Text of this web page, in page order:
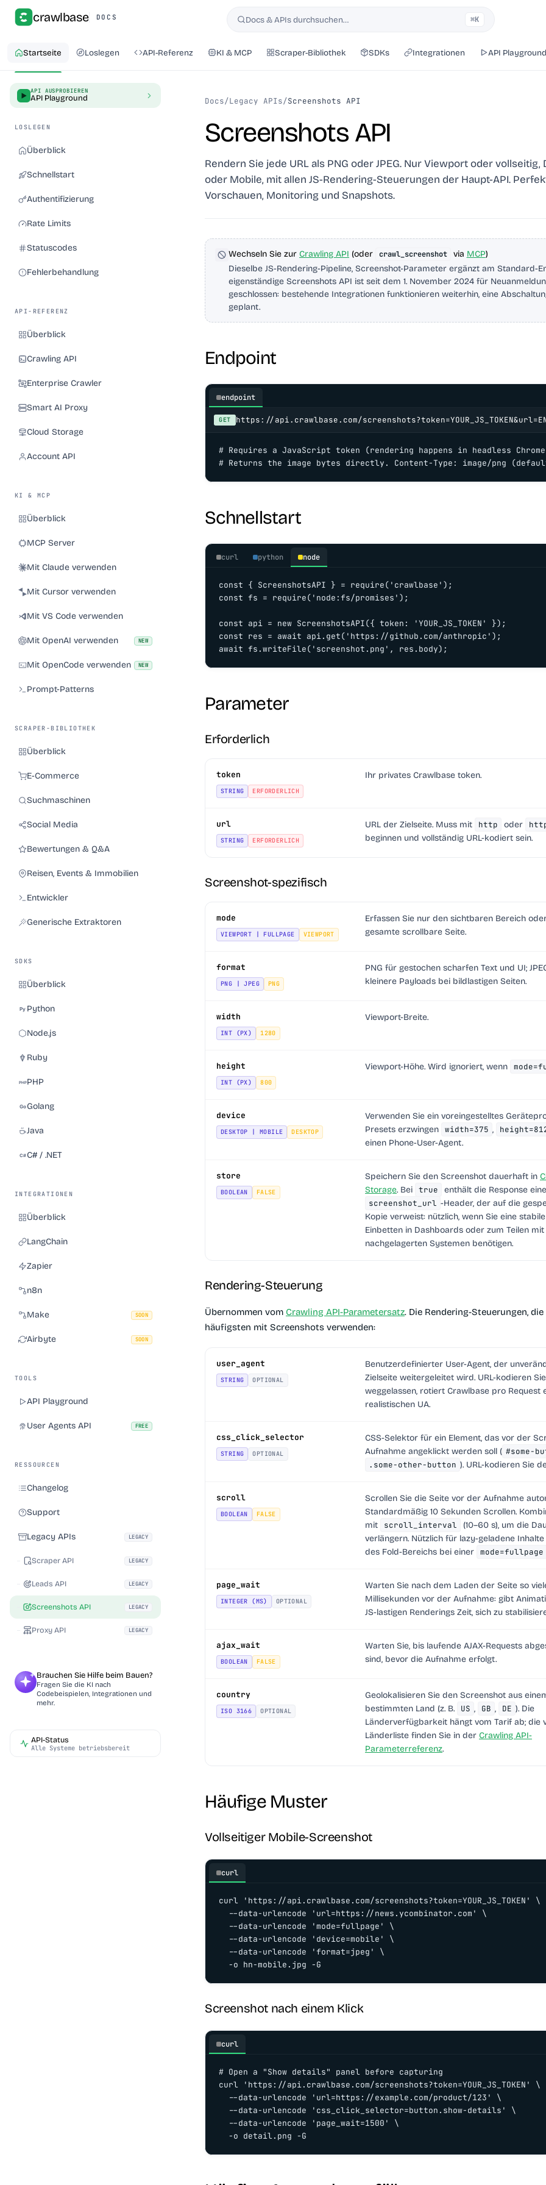
crawlbase DOCS
Suchen
Docs & APIs durchsuchen… ⌘K
Startseite Loslegen API-Referenz KI & MCP Scraper-Bibliothek SDKs Integrationen API Playground
API AUSPROBIEREN
API Playground
LOSLEGEN
Überblick
Schnellstart
Authentifizierung
Rate Limits
Statuscodes
Fehlerbehandlung
API-REFERENZ
Überblick
Crawling API
Enterprise Crawler
Smart AI Proxy
Cloud Storage
Account API
KI & MCP
Überblick
MCP Server
Mit Claude verwenden
Mit Cursor verwenden
Mit VS Code verwenden
Mit OpenAI verwenden NEW
Mit OpenCode verwenden NEW
Prompt-Patterns
SCRAPER-BIBLIOTHEK
Überblick
E-Commerce
Suchmaschinen
Social Media
Bewertungen & Q&A
Reisen, Events & Immobilien
Entwickler
Generische Extraktoren
SDKS
Überblick
Python
Node.js
Ruby
PHP
Golang
Java
C# / .NET
INTEGRATIONEN
Überblick
LangChain
Zapier
n8n
Make SOON
Airbyte SOON
TOOLS
API Playground
User Agents API FREE
RESSOURCEN
Changelog
Support
Legacy APIs LEGACY
Scraper API LEGACY
Leads API LEGACY
Screenshots API LEGACY
Proxy API LEGACY
Brauchen Sie Hilfe beim Bauen?
Fragen Sie die KI nach
Codebeispielen, Integrationen und
mehr.
API-Status
Alle Systeme betriebsbereit
Docs/Legacy APIs/Screenshots API
Screenshots API
Rendern Sie jede URL als PNG oder JPEG. Nur Viewport oder vollseitig,
oder Mobile, mit allen JS-Rendering-Steuerungen der Haupt-API.
Vorschauen, Monitoring und Snapshots.
Wechseln Sie zur Crawling API (oder crawl_screenshot via MCP)
Dieselbe JS-Rendering-Pipeline, Screenshot-Parameter ergänzt am Standard-
eigenständige Screenshots API ist seit dem 1. November 2024 für
geschlossen: bestehende Integrationen funktionieren weiterhin, eine
geplant.
Endpoint
endpoint
GET https://api.crawlbase.com/
# Requires a JavaScript token (rendering happens in headless
# Returns the image bytes directly. Content-Type: image/png
Schnellstart
curl python node
const { ScreenshotsAPI } = require('crawlbase');
const fs = require('node:fs/promises');
const api = new ScreenshotsAPI({ token: 'YOUR_JS_TOKEN' });
const res = await api.get('https://github.com/anthropic');
await fs.writeFile('screenshot.png', res.body);
Parameter
Erforderlich
token
STRING ERFORDERLICH
Ihr privates Crawlbase token.
url
STRING ERFORDERLICH
URL der Zielseite. Muss mit http oder
beginnen und vollständig URL-kodiert sein.
Screenshot-spezifisch
mode
VIEWPORT | FULLPAGE VIEWPORT
Erfassen Sie nur den sichtbaren Bereich
gesamte scrollbare Seite.
format
PNG | JPEG PNG
PNG für gestochen scharfen Text und UI;
kleinere Payloads bei bildlastigen Seiten.
width
INT (PX) 1280
Viewport-Breite.
height
INT (PX) 800
Viewport-Höhe. Wird ignoriert, wenn
device
DESKTOP | MOBILE DESKTOP
Verwenden Sie ein voreingestelltes
Presets erzwingen width=375 ,
einen Phone-User-Agent.
store
BOOLEAN FALSE
Speichern Sie den Screenshot dauerhaft in
Storage. Bei true
enthält die Response
screenshot_url -Header, der auf die
Kopie verweist: nützlich, wenn Sie eine
Einbetten in Dashboards oder zum Teilen mit
nachgelagerten Systemen benötigen.
Rendering-Steuerung
Übernommen vom Crawling API-Parametersatz. Die Rendering-Steuerungen,
häufigsten mit Screenshots verwenden:
user_agent
STRING OPTIONAL
Benutzerdefinierter User-Agent, der
Zielseite weitergeleitet wird. URL-kodieren
weggelassen, rotiert Crawlbase pro Request
realistischen UA.
css_click_selector
STRING OPTIONAL
CSS-Selektor für ein Element, das vor der
Aufnahme angeklickt werden soll ( #some-
.some-other-button ). URL-kodieren Sie
scroll
BOOLEAN FALSE
Scrollen Sie die Seite vor der Aufnahme
Standardmäßig 10 Sekunden Scrollen.
mit
scroll_interval
(10–60 s), um die
verlängern. Nützlich für lazy-geladene
des Fold-Bereichs bei einer mode=fullpage
page_wait
INTEGER (MS) OPTIONAL
Warten Sie nach dem Laden der Seite so
Millisekunden vor der Aufnahme: gibt
JS-lastigen Renderings Zeit, sich zu
ajax_wait
BOOLEAN FALSE
Warten Sie, bis laufende AJAX-Requests
sind, bevor die Aufnahme erfolgt.
country
ISO 3166 OPTIONAL
Geolokalisieren Sie den Screenshot aus
bestimmten Land (z. B.
US , GB , DE ). Die
Länderverfügbarkeit hängt vom Tarif ab; die
Länderliste finden Sie in der Crawling API-
Parameterreferenz.
Häufige Muster
Vollseitiger Mobile-Screenshot
curl
curl 'https://api.crawlbase.com/screenshots?token=YOUR_JS_TOKEN' \
  --data-urlencode 'url=https://news.ycombinator.com' \
  --data-urlencode 'mode=fullpage' \
  --data-urlencode 'device=mobile' \
  --data-urlencode 'format=jpeg' \
  -o hn-mobile.jpg -G
Screenshot nach einem Klick
curl
# Open a "Show details" panel before capturing
curl 'https://api.crawlbase.com/screenshots?token=YOUR_JS_TOKEN' \
  --data-urlencode 'url=https://example.com/product/123' \
  --data-urlencode 'css_click_selector=button.show-details' \
  --data-urlencode 'page_wait=1500' \
  -o detail.png -G